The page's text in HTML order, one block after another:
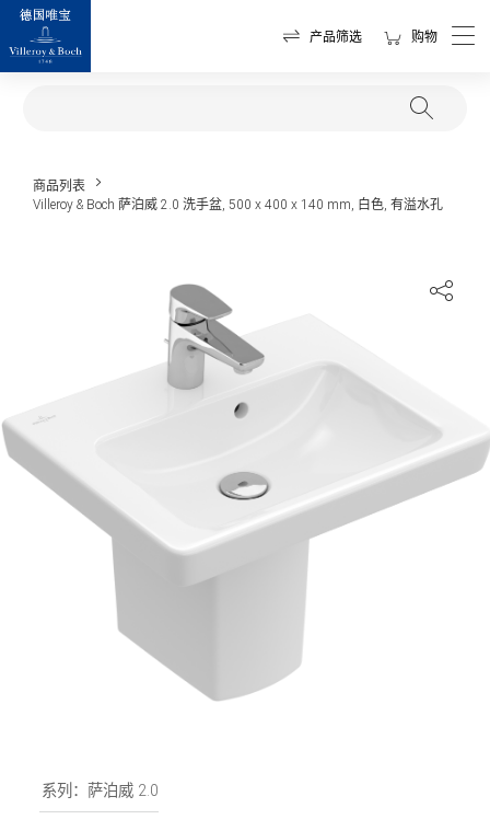
产品筛选 购物
商品列表
Villeroy & Boch 萨泊威 2.0 洗手盆, 500 x 400 x 140 mm, 白色, 有溢水孔
系列：萨泊威 2.0